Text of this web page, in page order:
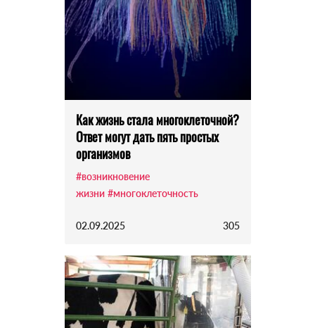
Как жизнь стала многоклеточной?
Ответ могут дать пять простых
организмов
#возникновение
жизни #многоклеточность
02.09.2025 305